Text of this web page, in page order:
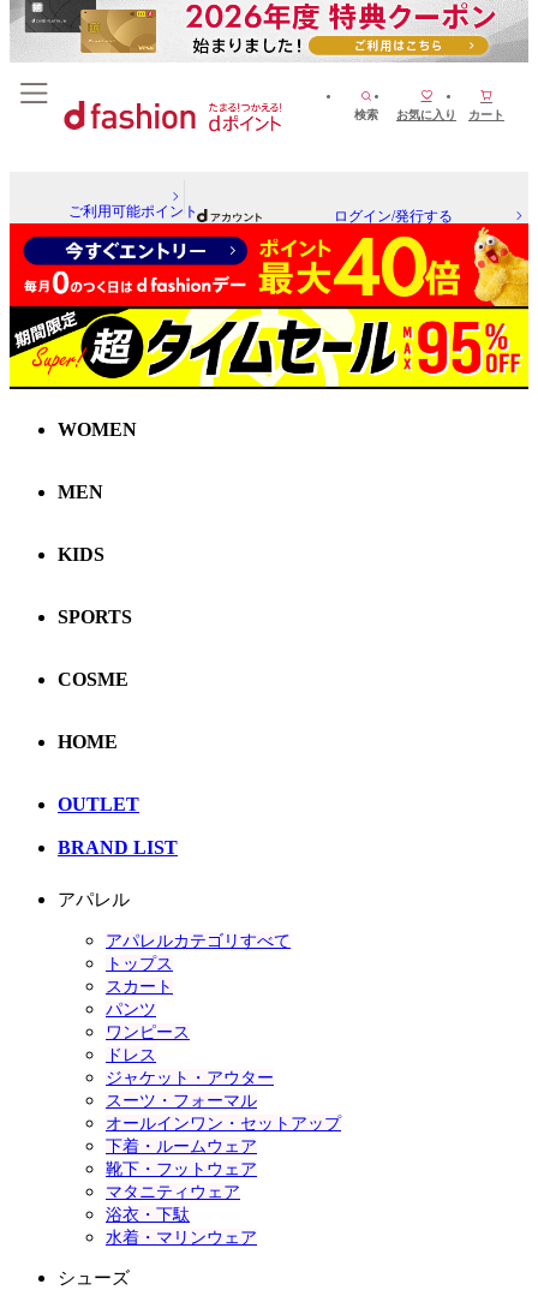
検索 お気に入り カート
ご利用可能ポイント ログイン/発行する
WOMEN
MEN
KIDS
SPORTS
COSME
HOME
OUTLET
BRAND LIST
アパレル
アパレルカテゴリすべて
トップス
スカート
パンツ
ワンピース
ドレス
ジャケット・アウター
スーツ・フォーマル
オールインワン・セットアップ
下着・ルームウェア
靴下・フットウェア
マタニティウェア
浴衣・下駄
水着・マリンウェア
シューズ